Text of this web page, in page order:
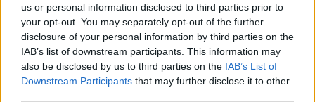
us or personal information disclosed to third parties prior to
your opt-out. You may separately opt-out of the further
disclosure of your personal information by third parties on the
IAB’s list of downstream participants. This information may
also be disclosed by us to third parties on the IAB’s List of
Downstream Participants that may further disclose it to other